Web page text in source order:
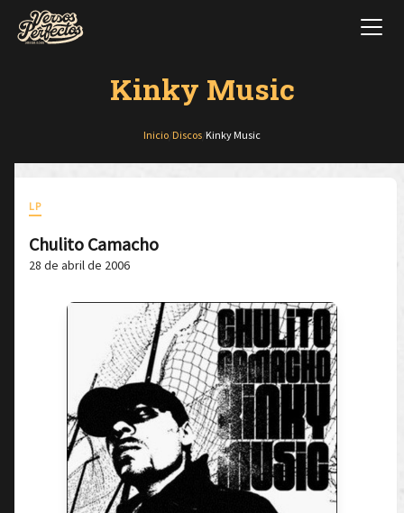
Kinky Music
Inicio Discos Kinky Music
LP
Chulito Camacho
28 de abril de 2006